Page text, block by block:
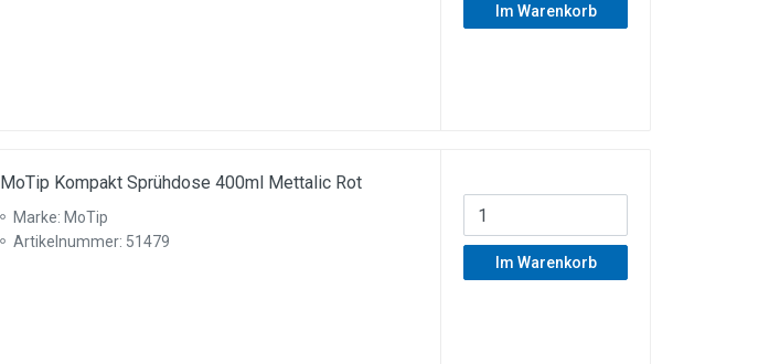
Im Warenkorb
MoTip Kompakt Sprühdose 400ml Mettalic Rot
Marke: MoTip
Artikelnummer: 51479
Im Warenkorb